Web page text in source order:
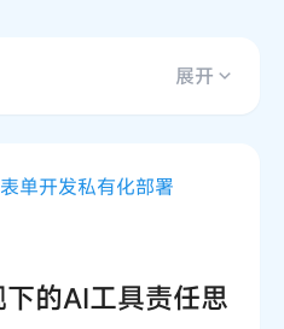
展开
表单开发私有化部署
的AI工具责任思